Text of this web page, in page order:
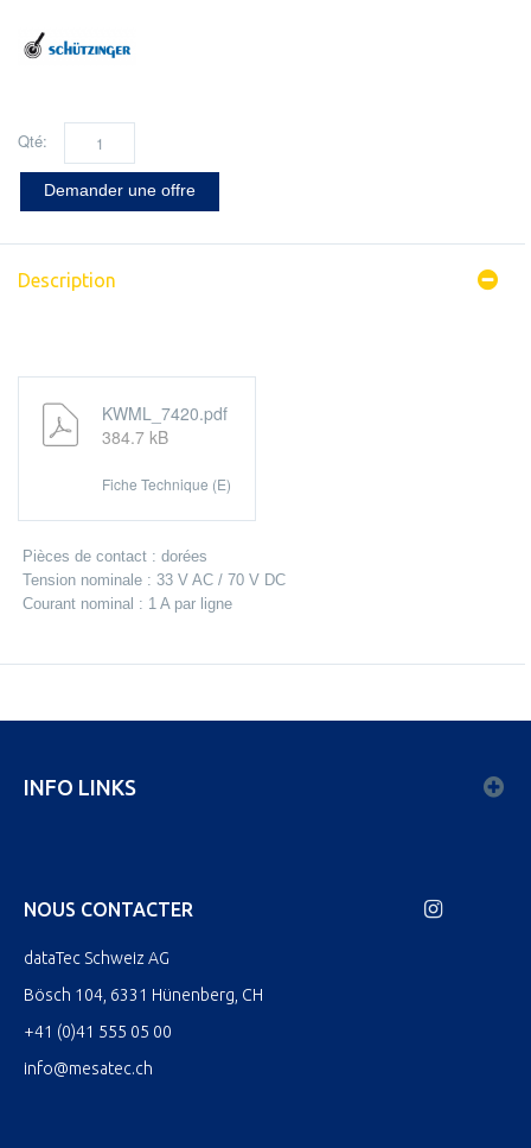
Qté:
Demander une offre
Description
KWML_7420.pdf
384.7 kB
Fiche Technique (E)
Pièces de contact : dorées
Tension nominale : 33 V AC / 70 V DC
Courant nominal : 1 A par ligne
INFO LINKS
NOUS CONTACTER
dataTec Schweiz AG
Bösch 104, 6331 Hünenberg, CH
+41 (0)41 555 05 00
info@mesatec.ch